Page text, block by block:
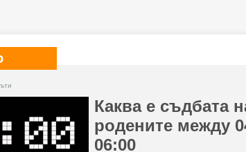
Каква е съдбата
родените между
06:00